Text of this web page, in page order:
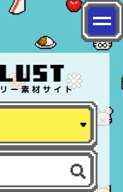
ー素材サイト